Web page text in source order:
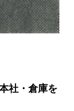
社・倉庫を